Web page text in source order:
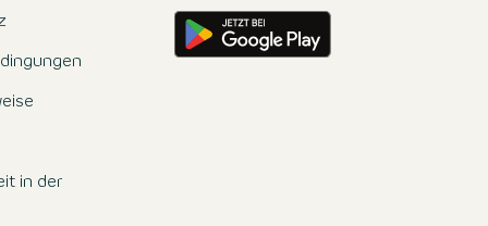
in der
Hole es dir auf Google Play